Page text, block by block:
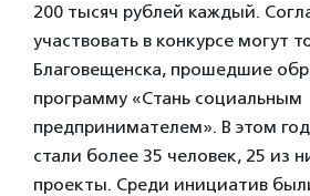
200 тысяч рублей каждый.
участвовать в конкурсе могут
Благовещенска, прошедшие
программу «Стань социальным
предпринимателем». В этом
стали более 35 человек, 25 из
проекты. Среди инициатив